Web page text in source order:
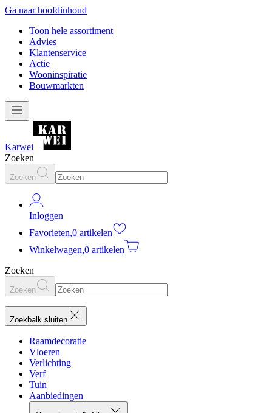
Ga naar hoofdinhoud
Toon hele assortiment
Advies
Klantenservice
Actie
Wooninspiratie
Bouwmarkten
Karwei
Zoeken
Zoeken
Inloggen
Favorieten,0 artikelen
Winkelwagen,0 artikelen
Zoeken
Zoeken
Zoekbalk sluiten
Raamdecoratie
Vloeren
Verlichting
Verf
Tuin
Aanbiedingen